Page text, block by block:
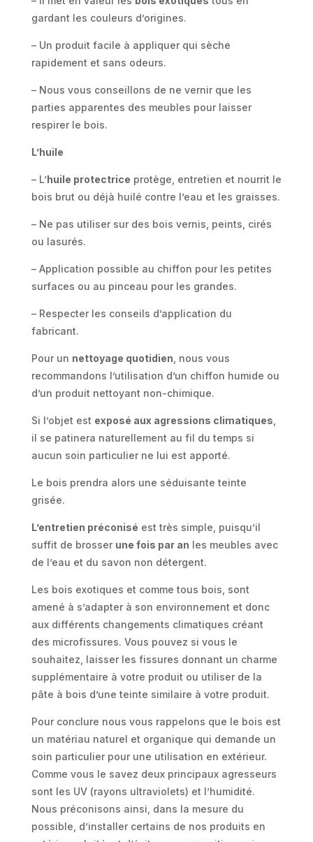
gardant les couleurs d’origines.
– Un produit facile à appliquer qui sèche
rapidement et sans odeurs.
– Nous vous conseillons de ne vernir que les
parties apparentes des meubles pour laisser
respirer le bois.
L’huile
– L’huile protectrice protège, entretien et nourrit le
bois brut ou déjà huilé contre l’eau et les graisses.
– Ne pas utiliser sur des bois vernis, peints, cirés
ou lasurés.
– Application possible au chiffon pour les petites
surfaces ou au pinceau pour les grandes.
– Respecter les conseils d’application du
fabricant.
Pour un nettoyage quotidien , nous vous
recommandons l’utilisation d’un chiffon humide ou
d’un produit nettoyant non-chimique.
Si l’objet est exposé aux agressions climatiques
il se patinera naturellement au fil du temps si
aucun soin particulier ne lui est apporté.
Le bois prendra alors une séduisante teinte
grisée.
L’entretien préconisé est très simple, puisqu’il
suffit de brosser une fois par an les meubles avec
de l’eau et du savon non détergent.
Les bois exotiques et comme tous bois, sont
amené à s’adapter à son environnement et donc
aux différents changements climatiques créant
des microfissures. Vous pouvez si vous le
souhaitez, laisser les fissures donnant un charme
supplémentaire à votre produit ou utiliser de la
pâte à bois d’une teinte similaire à votre produit.
Pour conclure nous vous rappelons que le bois est
un matériau naturel et organique qui demande un
soin particulier pour une utilisation en extérieur.
Comme vous le savez deux principaux agresseurs
sont les UV (rayons ultraviolets) et l’humidité.
Nous préconisons ainsi, dans la mesure du
possible, d’installer certains de nos produits en